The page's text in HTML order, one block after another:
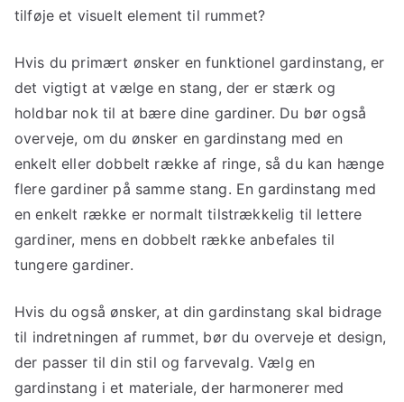
tilføje et visuelt element til rummet?
Hvis du primært ønsker en funktionel gardinstang, er
det vigtigt at vælge en stang, der er stærk og
holdbar nok til at bære dine gardiner. Du bør også
overveje, om du ønsker en gardinstang med en
enkelt eller dobbelt række af ringe, så du kan hænge
flere gardiner på samme stang. En gardinstang med
en enkelt række er normalt tilstrækkelig til lettere
gardiner, mens en dobbelt række anbefales til
tungere gardiner.
Hvis du også ønsker, at din gardinstang skal bidrage
til indretningen af rummet, bør du overveje et design,
der passer til din stil og farvevalg. Vælg en
gardinstang i et materiale, der harmonerer med